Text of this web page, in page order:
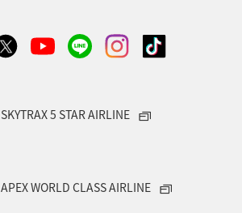
SKYTRAX 5 STAR AIRLINE
APEX WORLD CLASS AIRLINE